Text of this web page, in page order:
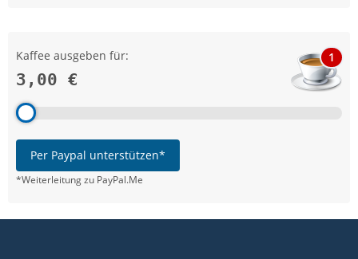
Kaffee ausgeben für:
3,00 €
1
Per Paypal unterstützen*
*Weiterleitung zu PayPal.Me